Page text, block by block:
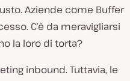
Aziende come Buffer
C’è da meravigliarsi
la loro di torta?
inbound. Tuttavia, le